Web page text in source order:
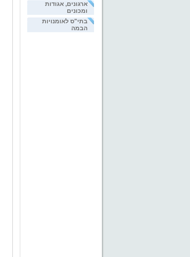
ארגונים, אגודות
ומכונים
בתי"ס לאומנויות
הבמה